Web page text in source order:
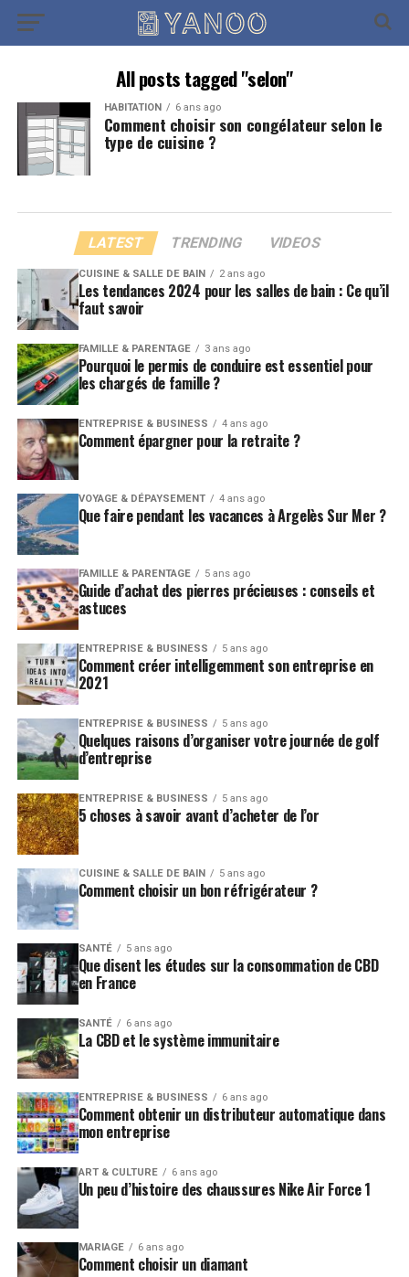
All posts tagged "selon"
HABITATION 6 ans ago
Comment choisir son congélateur selon le
type de cuisine ?
LATEST TRENDING VIDEOS
CUISINE & SALLE DE BAIN 2 ans ago
Les tendances 2024 pour les salles de bain : Ce qu’il
faut savoir
FAMILLE & PARENTAGE 3 ans ago
Pourquoi le permis de conduire est essentiel pour
les chargés de famille ?
ENTREPRISE & BUSINESS 4 ans ago
Comment épargner pour la retraite ?
VOYAGE & DÉPAYSEMENT 4 ans ago
Que faire pendant les vacances à Argelès Sur Mer ?
FAMILLE & PARENTAGE 5 ans ago
Guide d’achat des pierres précieuses : conseils et
astuces
ENTREPRISE & BUSINESS 5 ans ago
Comment créer intelligemment son entreprise en
2021
ENTREPRISE & BUSINESS 5 ans ago
Quelques raisons d’organiser votre journée de golf
d’entreprise
ENTREPRISE & BUSINESS 5 ans ago
5 choses à savoir avant d’acheter de l’or
CUISINE & SALLE DE BAIN 5 ans ago
Comment choisir un bon réfrigérateur ?
SANTÉ 5 ans ago
Que disent les études sur la consommation de CBD
en France
SANTÉ 6 ans ago
La CBD et le système immunitaire
ENTREPRISE & BUSINESS 6 ans ago
Comment obtenir un distributeur automatique dans
mon entreprise
ART & CULTURE 6 ans ago
Un peu d’histoire des chaussures Nike Air Force 1
MARIAGE 6 ans ago
Comment choisir un diamant